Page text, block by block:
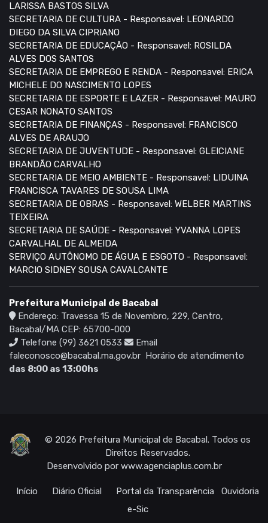
LARISSA BASTOS SILVA
SECRETARIA DE CULTURA - Responsavel: LEONARDO
DIEGO DA SILVA CIPRIANO
SECRETARIA DE EDUCAÇÃO - Responsavel: ROSILDA
ALVES DOS SANTOS
SECRETARIA DE EMPREGO E RENDA - Responsavel: ERICA
MICHELE DO NASCIMENTO LOPES
SECRETARIA DE ESPORTE E LAZER - Responsavel: MAURO
CESAR NONATO SANTOS
SECRETARIA DE FINANÇAS - Responsavel: FRANCISCO
ALVES DE ARAUJO
SECRETARIA DE JUVENTUDE - Responsavel: GLEICIANE
BRANDÃO CARVALHO
SECRETARIA DE MEIO AMBIENTE - Responsavel: LIDUINA
FRANCISCA TAVARES DE SOUSA LIMA
SECRETARIA DE OBRAS - Responsavel: WELBER MARTINS
TEIXEIRA
SECRETARIA DE SAÚDE - Responsavel: YVANNA LOPES
CARVALHAL DE ALMEIDA
SERVIÇO AUTÔNOMO DE ÁGUA E ESGOTO - Responsavel:
MARCIO SIDNEY SOUSA CAVALCANTE
Prefeitura Municipal de Bacabal
Endereço: Travessa 15 de Novembro, 229, Centro,
Bacabal/MA CEP: 65700-000
Telefone (99) 3621 0533
Email
faleconosco@bacabal.ma.gov.br Horário de atendimento
das 8:00 as 13:00hs
© 2026 Prefeitura Municipal de Bacabal. Todos os
Direitos Reservados.
Desenvolvido por www.agenciaplus.com.br
Início Diário Oficial Portal da Transparência
Ouvidoria
e-Sic